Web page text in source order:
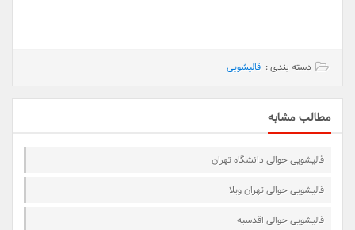
دسته بندی : قالیشویی
مطالب مشابه
قالیشویی حوالی دانشگاه تهران
قالیشویی حوالی تهران ویلا
قالیشویی حوالی اقدسیه